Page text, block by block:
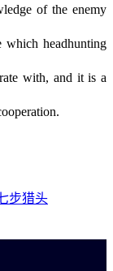
of the enemy
which headhunting
with, and it is a
步猎头